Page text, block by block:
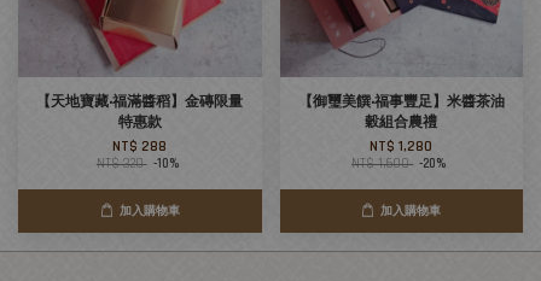
【天地寶藏‧福滿醬稻】金磚限量
特惠款
NT$ 288
NT$ 320 -10%
加入購物車
【御璽美饌‧福事豐足】米醬茶油
穀組合農禮
NT$ 1,280
NT$ 1,600 -20%
加入購物車